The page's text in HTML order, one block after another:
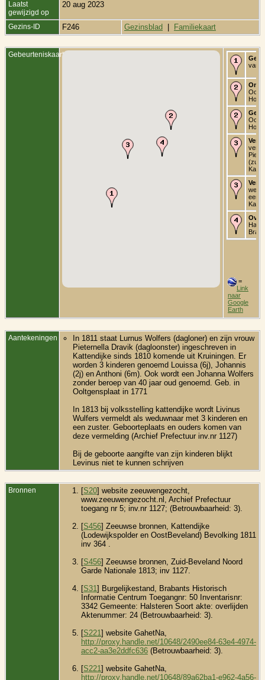
Laatst
gewijzigd op
20 aug 2023
Gezins-ID F246 Gezinsblad Familiekaart
Gebeurteniskaart
van
een
=
Link
naar
Google
Earth
Aantekeningen
In 1811 staat Lurnus Wolfers (dagloner) en zijn vrouw
Pieternella Dravik (dagloonster) ingeschreven in
Kattendijke sinds 1810 komende uit Kruiningen. Er
worden 3 kinderen genoemd Louissa (6j), Johannis
(2j) en Anthoni (6m). Ook wordt een Johanna Wolfers
zonder beroep van 40 jaar oud genoemd. Geb. in
Ooltgensplaat in 1771
In 1813 bij volksstelling kattendijke wordt Livinus
Wulfers vermeldt als weduwnaar met 3 kinderen en
een zuster. Geboorteplaats en ouders komen van
deze vermelding (Archief Prefectuur inv.nr 1127)
Bij de geboorte aangifte van zijn kinderen blijkt
Levinus niet te kunnen schrijven
Bronnen [S20] website zeeuwengezocht,
www.zeeuwengezocht.nl, Archief Prefectuur
toegang nr 5; inv.nr 1127; (Betrouwbaarheid: 3).
[S456] Zeeuwse bronnen, Kattendijke
(Lodewijkspolder en OostBeveland) Bevolking 1811
inv 364 .
[S456] Zeeuwse bronnen, Zuid-Beveland Noord
Garde Nationale 1813; inv 1127.
[S31 ] Burgelijkestand, Brabants Historisch
Informatie Centrum Toegangnr: 50 Inventarisnr:
3342 Gemeente: Halsteren Soort akte: overlijden
Aktenummer: 24 (Betrouwbaarheid: 3).
[S221 ] website GahetNa,
http://proxy.handle.net/10648/2490ee84-63e4-4974-
acc2-aa3e2ddfc636 (Betrouwbaarheid: 3).
[S221 ] website GahetNa,
http://proxy.handle.net/10648/89a62ba1-e962-4a56-